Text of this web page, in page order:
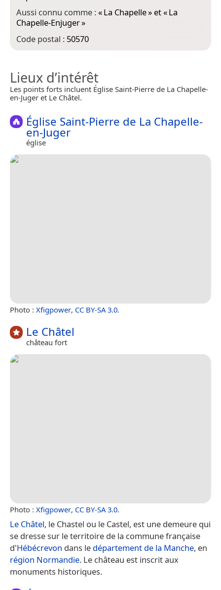
Aussi connu comme :«La Chapelle» et «La
Chapelle-Enjuger»
Code postal : 50570
Lieux d’intérêt
Les points forts incluent Église Saint-Pierre de La Chapelle-
en-Juger et Le Châtel.
Église Saint-Pierre de La Chapelle-
en-Juger
église
Photo : Xfigpower, CC BY-SA 3.0.
Le Châtel
château fort
Photo : Xfigpower, CC BY-SA 3.0.
Le Châtel, le Chastel ou le Castel, est une demeure qui
se dresse sur le territoire de la commune française
d'Hébécrevon dans le département de la Manche, en
région Normandie. Le château est inscrit aux
monuments historiques.